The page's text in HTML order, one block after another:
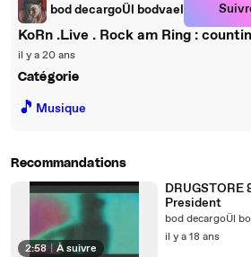
bod decargoÜl bodvael
KoRn .Live . Rock am Ring :
il y a 20 ans
Catégorie
🎵 Musique
Recommandations
2:58 | À suivre
DRUGSTORE
President
bod decargoÜl
il y a 18 ans